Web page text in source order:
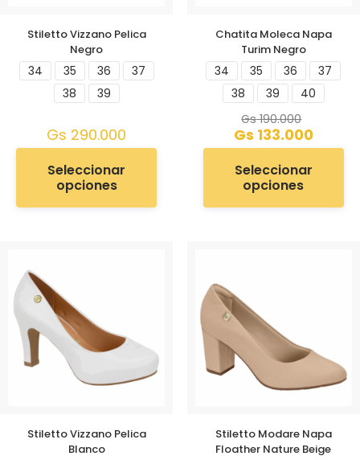
Stiletto Vizzano Pelica
Negro
34 35 36
37
38
39
Gs 290.000
Seleccionar
opciones
Chatita Moleca Napa
Turim Negro
34 35 36
37
38
39
40
Gs190.000
Gs 133.000
Seleccionar
opciones
Stiletto Vizzano Pelica
Blanco
Stiletto Modare Napa
Floather Nature Beige